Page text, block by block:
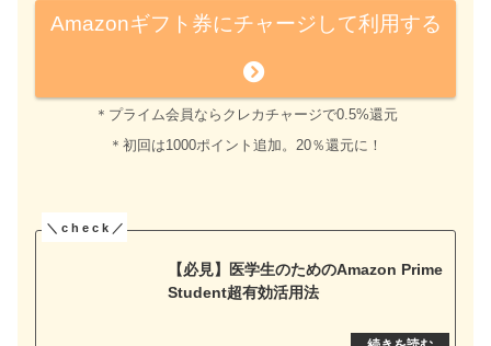
Amazonギフト券にチャージして利用する
＊プライム会員ならクレカチャージで0.5%還元
＊初回は1000ポイント追加。20％還元に！
【必見】医学生のためのAmazon Prime
Student超有効活用法